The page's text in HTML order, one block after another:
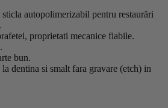
sticla autopolimerizabil pentru restaurări
proprietati mecanice fiabile.
bun.
dentina si smalt fara gravare (etch) in